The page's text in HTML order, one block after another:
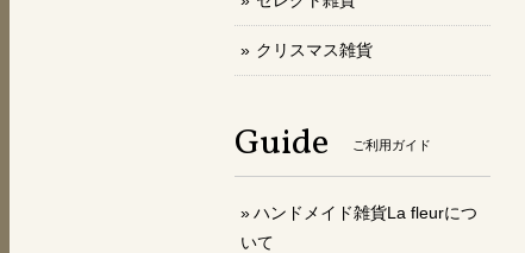
クリスマス雑貨
Guide ご利用ガイド
ハンドメイド雑貨La fleurにつ
いて